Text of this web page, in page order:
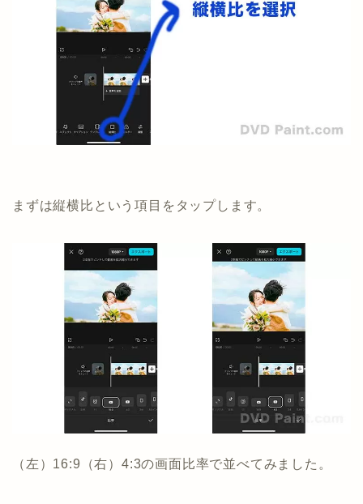
まずは縦横比という項目をタップします。
（左）16:9（右）4:3の画面比率で並べてみました。